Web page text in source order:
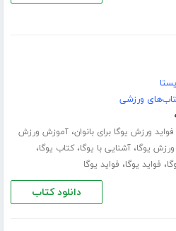
ورزشی
فواید ورزش یوگا برای بانوان،آموزش ورزش
ورزش یوگا،آشنایی با یوگا،کتاب یوگا،
، فواید یوگا، فواید یوگا
دانلود کتاب